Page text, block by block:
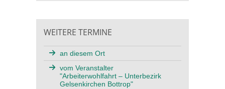
WEITERE TERMINE
an diesem Ort
vom Veranstalter
"Arbeiterwohlfahrt – Unterbezirk
Gelsenkirchen Bottrop"